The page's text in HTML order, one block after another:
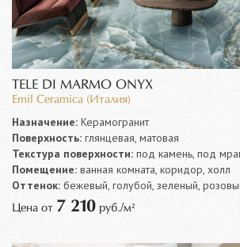
TELE DI MARMO ONYX
Emil Ceramica (Италия)
Назначение: Керамогранит
Поверхность: глянцевая, матовая
Текстура поверхности: под камень, под
Помещение: ванная комната, коридор, холл
Оттенок: бежевый, голубой, зеленый,
Цена от 7 210 руб./м²